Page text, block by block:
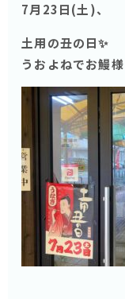
7月23日(土)、
土用の丑の日✨
うおよねでお鰻